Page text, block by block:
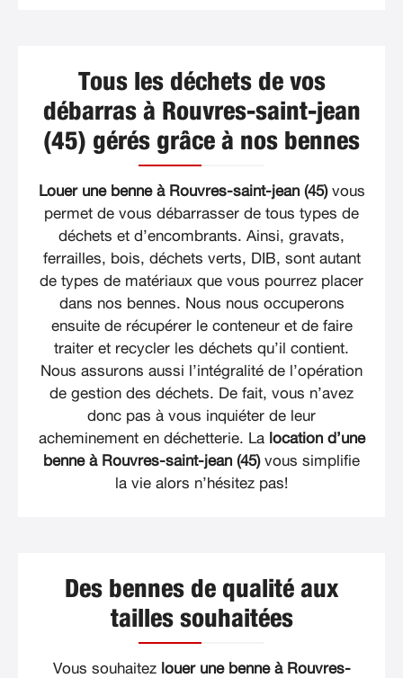
Tous les déchets de vos
débarras à Rouvres-saint-jean
(45) gérés grâce à nos bennes
Louer une benne à Rouvres-saint-jean (45)vous
permet de vous débarrasser de tous types de
déchets et d’encombrants. Ainsi, gravats,
ferrailles, bois, déchets verts, DIB, sont autant
de types de matériaux que vous pourrez placer
dans nos bennes. Nous nous occuperons
ensuite de récupérer le conteneur et de faire
traiter et recycler les déchets qu’il contient.
Nous assurons aussi l’intégralité de l’opération
de gestion des déchets. De fait, vous n’avez
donc pas à vous inquiéter de leur
acheminement en déchetterie. La location d’une
benne à Rouvres-saint-jean (45)vous simplifie
la vie alors n’hésitez pas!
Des bennes de qualité aux
tailles souhaitées
Vous souhaitez louer une benne à Rouvres-